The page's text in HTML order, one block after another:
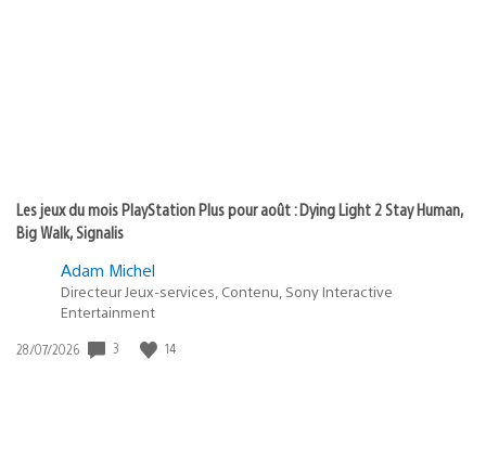
Les jeux du mois PlayStation Plus pour août : Dying Light 2 Stay Human,
Big Walk, Signalis
Adam Michel
Directeur Jeux-services, Contenu, Sony Interactive
Entertainment
Date
28/07/2026 3 14